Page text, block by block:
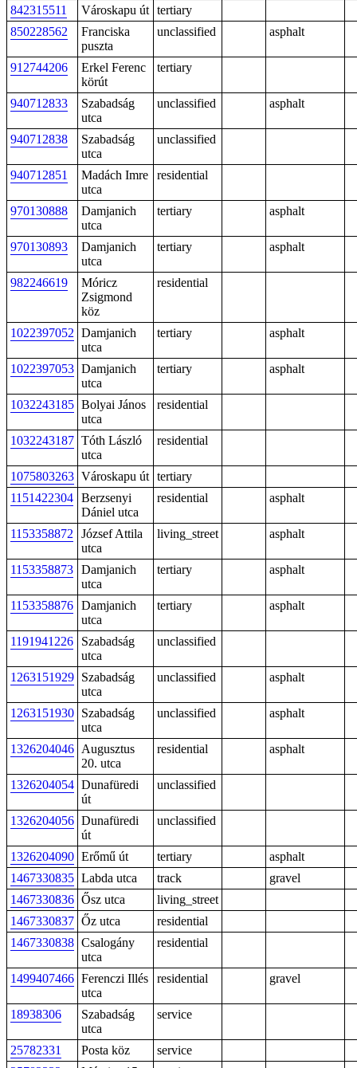
842315511
Városkapu út tertiary
850228562
Franciska
puszta
unclassified asphalt
912744206
Erkel Ferenc
körút
tertiary
940712833
Szabadság
utca
unclassified asphalt
940712838
Szabadság
utca
unclassified
940712851
Madách Imre
utca
residential
970130888
Damjanich
utca
tertiary asphalt
970130893
Damjanich
utca
tertiary asphalt
982246619
Móricz
Zsigmond
köz
residential
1022397052 Damjanich
utca
tertiary asphalt
1022397053 Damjanich
utca
tertiary asphalt
1032243185 Bolyai János
utca
residential
1032243187 Tóth László
utca
residential
1075803263 Városkapu út tertiary
1151422304 Berzsenyi
Dániel utca
residential asphalt
1153358872
József Attila
utca
living_street asphalt
1153358873 Damjanich
utca
tertiary asphalt
1153358876 Damjanich
utca
tertiary asphalt
1191941226
Szabadság
utca
unclassified
1263151929 Szabadság
utca
unclassified asphalt
1263151930 Szabadság
utca
unclassified asphalt
1326204046 Augusztus
20. utca
residential asphalt
1326204054 Dunafüredi
út
unclassified
1326204056 Dunafüredi
út
unclassified
1326204090 Erőmű út tertiary
asphalt
1467330835 Labda utca track
gravel
1467330836 Ősz utca
living_street
1467330837 Őz utca
residential
1467330838 Csalogány
utca
residential
1499407466 Ferenczi Illés
utca
residential gravel
18938306
Szabadság
utca
service
25782331 Posta köz
service